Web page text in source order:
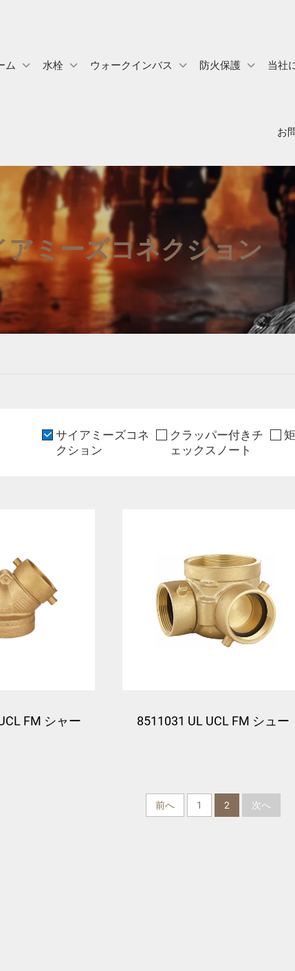
ム 水栓 ウォークインバス 防火保護 当社
お
アミーズコネクション
サイアミーズコネ
クション
クラッパー付きチ
ェックスノート
FM シャー 8511031 UL UCL FM シュー
弁付き
前へ 1 2 次へ